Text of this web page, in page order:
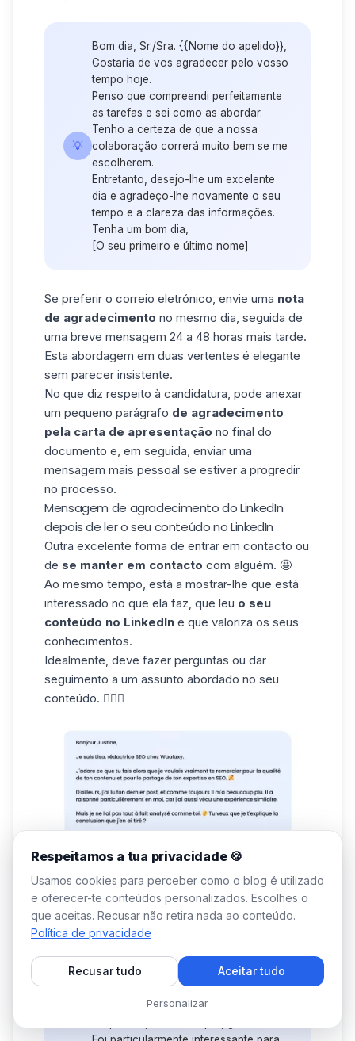
💡
Bom dia, Sr./Sra. {{Nome do apelido}},
Gostaria de vos agradecer pelo vosso
tempo hoje.
Penso que compreendi perfeitamente
as tarefas e sei como as abordar.
Tenho a certeza de que a nossa
colaboração correrá muito bem se me
escolherem.
Entretanto, desejo-lhe um excelente
dia e agradeço-lhe novamente o seu
tempo e a clareza das informações.
Tenha um bom dia,
[O seu primeiro e último nome]
Se preferir o correio eletrónico, envie uma nota
de agradecimento no mesmo dia, seguida de
uma breve mensagem 24 a 48 horas mais tarde.
Esta abordagem em duas vertentes é elegante
sem parecer insistente.
No que diz respeito à candidatura, pode anexar
um pequeno parágrafo de agradecimento
pela carta de apresentação no final do
documento e, em seguida, enviar uma
mensagem mais pessoal se estiver a progredir
no processo.
Mensagem de agradecimento do LinkedIn
depois de ler o seu conteúdo no LinkedIn
Outra excelente forma de entrar em contacto ou
de se manter em contacto com alguém. 🤩
Ao mesmo tempo, está a mostrar-lhe que está
interessado no que ela faz, que leu o seu
conteúdo no LinkedIn e que valoriza os seus
conhecimentos.
Idealmente, deve fazer perguntas ou dar
seguimento a um assunto abordado no seu
conteúdo. 🤸🏼‍♂️
Olá {{primeiro nome}},
Sou [o seu Primeiro Nome, Último
Nome ou mesmo Título Profissional],
adoro o que faz, por isso queria
agradecer-lhe pela qualidade do seu
conteúdo e por partilhar a sua
experiência em [Área Relevante].
Já agora, li o seu último post sobre
Respeitamos a tua privacidade 🍪
Usamos cookies para perceber como o blog é utilizado
e oferecer-te conteúdos personalizados. Escolhes o
que aceitas. Recusar não retira nada ao conteúdo.
Política de privacidade
Recusar tudo Aceitar tudo
Personalizar